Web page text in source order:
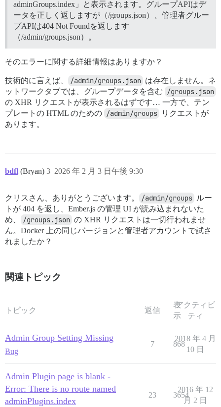
adminGroups.index」と表示されます。グループAPIはデ
ータを正しく返しますが（/groups.json）、管理者グルー
プAPIは404 Not Foundを返します
（/admin/groups.json）。
そのエラーに関する詳細情報はありますか？
技術的に言えば、 /admin/groups.json は存在しません。ネ
ットワークタブでは、グループデータを含む
/groups.json
の XHR リクエストが表示されるはずです… 一方で、テン
プレートの HTML のための /admin/groups
リクエストが
あります。
bdfl (Bryan) 2026 年 2 月 3 日午後 9:30
3
クリスさん、ありがとうございます。 /admin/groups ルー
トが 404 を返し、Ember.js の管理 UI が読み込まれないた
め、
/groups.json の XHR リクエストは一切行われませ
ん。Docker 上の同じバージョンと管理者アカウントで試さ
れましたか？
関連トピック
トピック 返信
表
示
アクティビ
ティ
Admin Group Setting Missing
Bug
7 868
2018 年 4 月
10 日
Admin Plugin page is blank -
Error: There is no route named
adminPlugins.index
23 3654
2016 年 12
月 2 日